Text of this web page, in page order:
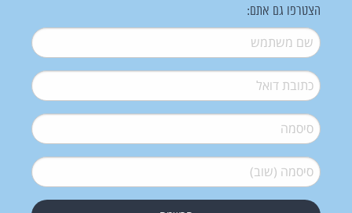
הצטרפו גם אתם:
שם משתמש*
דואל*
סיסמה*
סיסמה (שוב)*